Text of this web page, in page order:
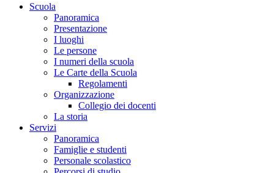
Scuola
Panoramica
Presentazione
I luoghi
Le persone
I numeri della scuola
Le Carte della Scuola
Regolamenti
Organizzazione
Collegio dei docenti
La storia
Servizi
Panoramica
Famiglie e studenti
Personale scolastico